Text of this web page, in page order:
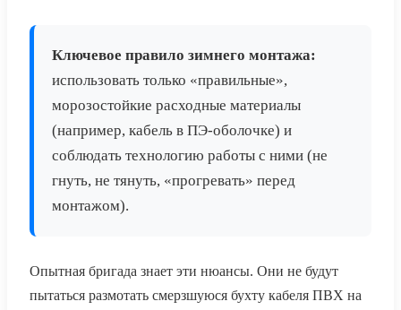
Ключевое правило зимнего монтажа:
использовать только «правильные»,
морозостойкие расходные материалы
(например, кабель в ПЭ-оболочке) и
соблюдать технологию работы с ними (не
гнуть, не тянуть, «прогревать» перед
монтажом).
Опытная бригада знает эти нюансы. Они не будут
пытаться размотать смерзшуюся бухту кабеля ПВХ на